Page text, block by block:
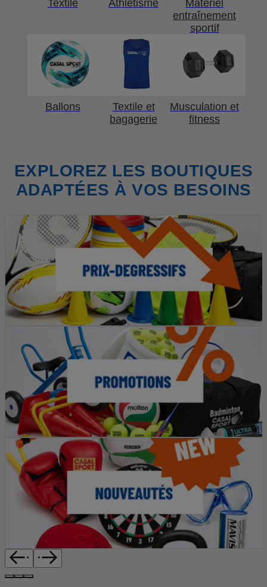
Textile Athlétisme
Matériel
entraînement
sportif
Ballons
Textile et
bagagerie
Musculation et
fitness
EXPLOREZ LES BOUTIQUES
ADAPTÉES À VOS BESOINS